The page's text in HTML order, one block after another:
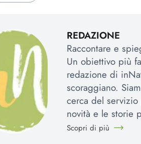
REDAZIONE
Raccontare e
Un obiettivo più
redazione di
scoraggiano.
cerca del
novità e le storie
Scopri di più